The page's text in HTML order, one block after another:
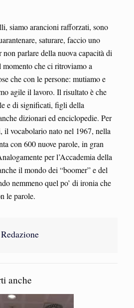
siamo arancioni rafforzati, sono
saturare, faccio uno
parlare della nuova capacità di
che ci ritroviamo a
che con le persone: mutiamo e
agile il lavoro. Il risultato è che
e di significati, figli della
dizionari ed enciclopedie. Per
il vocabolario nato nel 1967, nella
con 600 nuove parole, in gran
per l’Accademia della
il mondo dei “boomer” e del
nemmeno quel po’ di ironia che
le parole.
anche